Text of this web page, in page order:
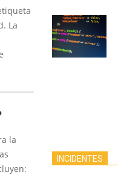
La
la
INCIDENTES